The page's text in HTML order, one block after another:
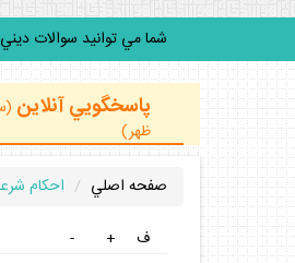
شما مي توانيد سوالات ديني خود را به
پاسخگويي آنلاين
ظهر)
صفحه اصلي احكام
ف
+
-